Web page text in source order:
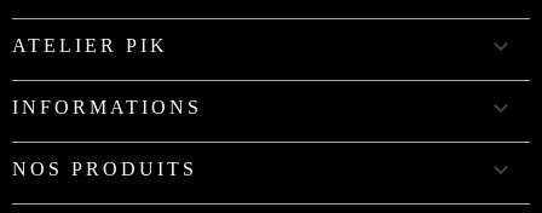
ATELIER PIK 
INFORMATIONS 
NOS PRODUITS 